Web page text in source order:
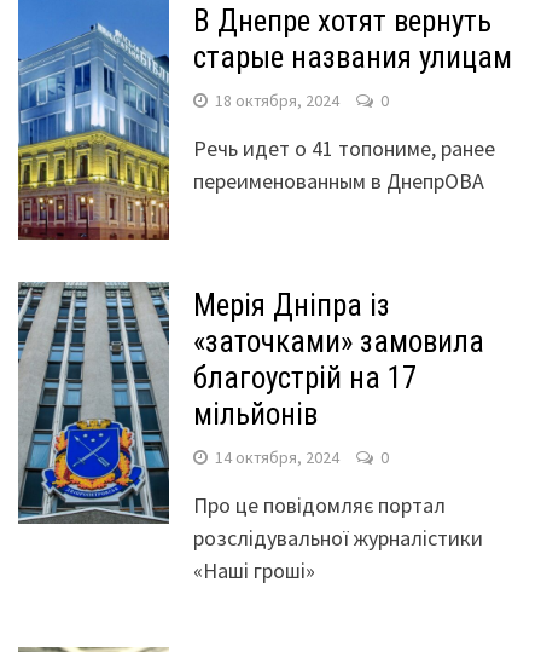
В Днепре хотят вернуть
старые названия улицам
18 октября, 2024 0
Речь идет о 41 топониме, ранее
переименованным в ДнепрОВА
Мерія Дніпра із
«заточками» замовила
благоустрій на 17
мільйонів
14 октября, 2024 0
Про це повідомляє портал
розслідувальної журналістики
«Наші гроші»